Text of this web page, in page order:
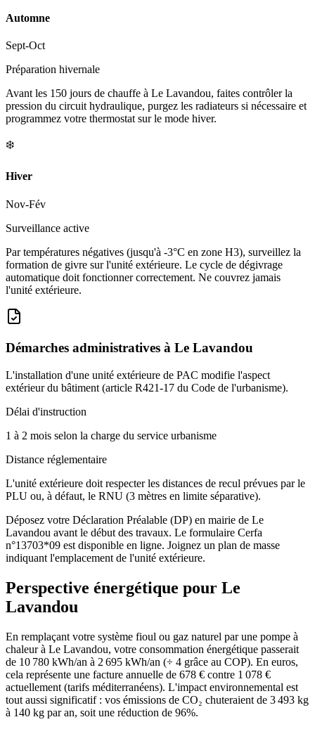
Automne
Sept-Oct
Préparation hivernale
Avant les 150 jours de chauffe à Le Lavandou, faites contrôler la
pression du circuit hydraulique, purgez les radiateurs si nécessaire et
programmez votre thermostat sur le mode hiver.
❄️
Hiver
Nov-Fév
Surveillance active
Par températures négatives (jusqu'à -3°C en zone H3), surveillez la
formation de givre sur l'unité extérieure. Le cycle de dégivrage
automatique doit fonctionner correctement. Ne couvrez jamais
l'unité extérieure.
Démarches administratives à Le Lavandou
L'installation d'une unité extérieure de PAC modifie l'aspect
extérieur du bâtiment (article R421-17 du Code de l'urbanisme).
Délai d'instruction
1 à 2 mois selon la charge du service urbanisme
Distance réglementaire
L'unité extérieure doit respecter les distances de recul prévues par le
PLU ou, à défaut, le RNU (3 mètres en limite séparative).
Déposez votre Déclaration Préalable (DP) en mairie de Le
Lavandou avant le début des travaux. Le formulaire Cerfa
n°13703*09 est disponible en ligne. Joignez un plan de masse
indiquant l'emplacement de l'unité extérieure.
Perspective énergétique pour Le
Lavandou
En remplaçant votre système fioul ou gaz naturel par une pompe à
chaleur à Le Lavandou, votre consommation énergétique passerait
de 10 780 kWh/an à 2 695 kWh/an (÷ 4 grâce au COP). En euros,
cela représente une facture annuelle de 678 € contre 1 078 €
actuellement (tarifs méditerranéens). L'impact environnemental est
tout aussi significatif : vos émissions de CO₂ chuteraient de 3 493 kg
à 140 kg par an, soit une réduction de 96%.